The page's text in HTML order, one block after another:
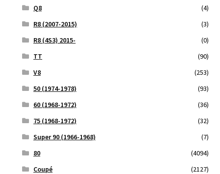
Q8
(4)
R8 (2007-2015)
(3)
R8 (4S3) 2015-
(0)
TT
(90)
V8
(253)
50 (1974-1978)
(93)
60 (1968-1972)
(36)
75 (1968-1972)
(32)
Super 90 (1966-1968)
(7)
80
(4094)
Coupé
(2127)